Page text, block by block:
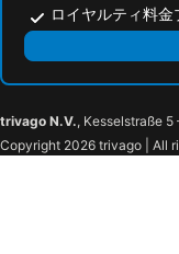
ロイヤルティ料
trivago N.V., Kesselstraße 5
Copyright 2026 trivago | All